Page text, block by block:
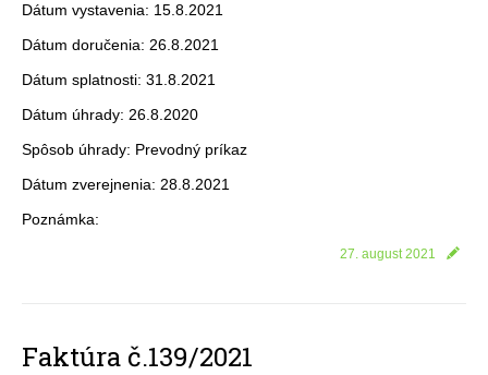
Dátum vystavenia: 15.8.2021
Dátum doručenia: 26.8.2021
Dátum splatnosti: 31.8.2021
Dátum úhrady: 26.8.2020
Spôsob úhrady: Prevodný príkaz
Dátum zverejnenia: 28.8.2021
Poznámka:
27. august 2021
Faktúra č.139/2021